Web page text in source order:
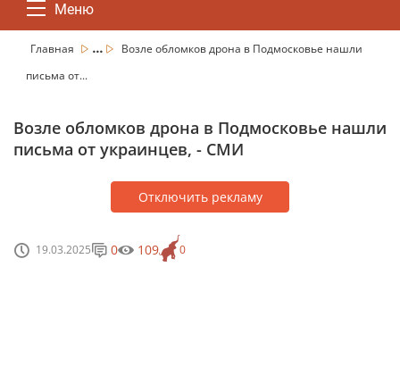
Меню
Главная ...
Возле обломков дрона в Подмосковье нашли
письма от...
Возле обломков дрона в Подмосковье нашли
письма от украинцев, - СМИ
Отключить рекламу
19.03.2025 0
0 109